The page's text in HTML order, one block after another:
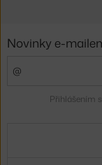
Novinky e-
Přihlášením